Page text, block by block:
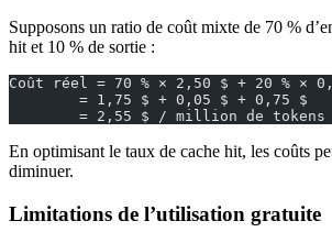
Supposons un ratio de coût mixte de 70 %
hit et 10 % de sortie :
Coût réel = 70 % × 2,50 $ + 20 % ×
        = 1,75 $ + 0,05 $ + 0,75 $
        = 2,55 $ / million de tokens
En optimisant le taux de cache hit, les coûts
diminuer.
Limitations de l’utilisation gratuite